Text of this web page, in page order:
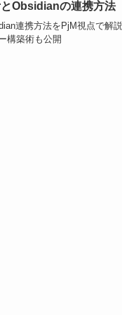
Obsidianの連携方法
連携方法をPjM視点で解
構築術も公開